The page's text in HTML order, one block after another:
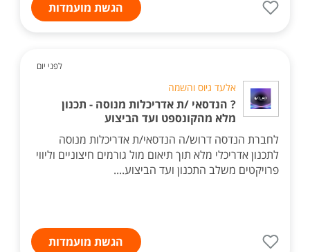
הגשת מועמדות
לפני יום
אלעד גיוס והשמה
? הנדסאי /ת אדריכלות מנוסה - תכנון
מלא מהקונספט ועד הביצוע
לחברת הנדסה דרוש/ה הנדסאי/ת אדריכלות מנוסה
לתכנון אדריכלי מלא תוך תיאום מול גורמים חיצוניים וליווי
פרויקטים משלב התכנון ועד הביצוע....
הגשת מועמדות